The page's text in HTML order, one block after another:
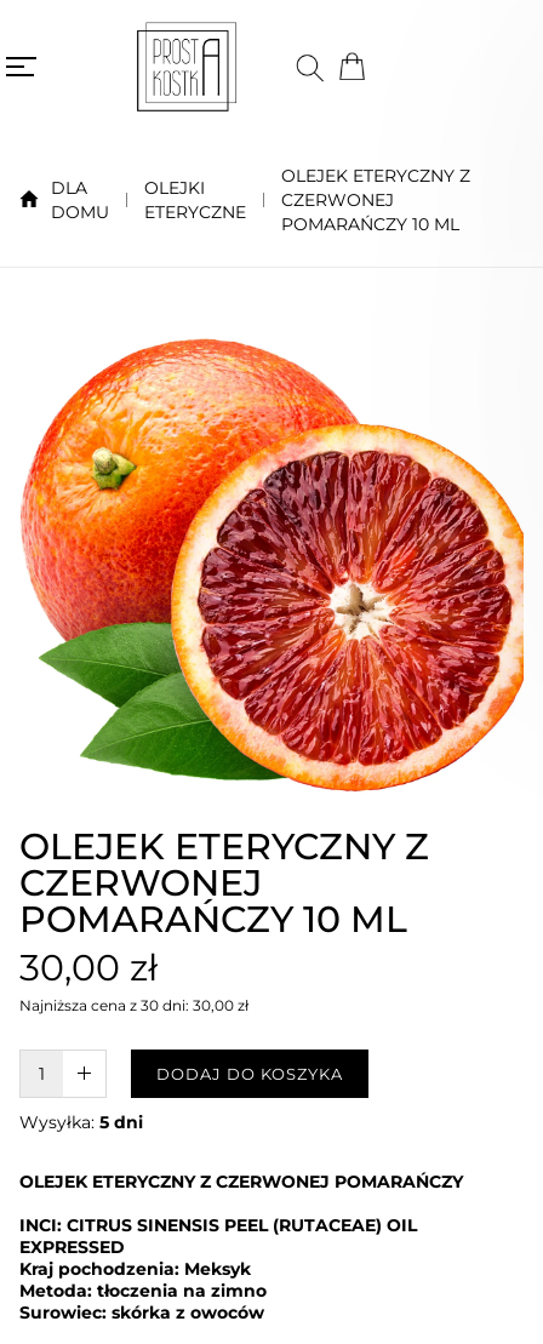
DLA
DOMU
OLEJKI
ETERYCZNE
OLEJEK ETERYCZNY Z
CZERWONEJ
POMARAŃCZY 10 ML
OLEJEK ETERYCZNY Z
CZERWONEJ
POMARAŃCZY 10 ML
30,00 zł
Najniższa cena z 30 dni: 30,00 zł
W KOSZYKU :)DODAJ DO KOSZYKA
Wysyłka:5 dni
OLEJEK ETERYCZNY Z CZERWONEJ POMARAŃCZY
INCI: CITRUS SINENSIS PEEL (RUTACEAE) OIL
EXPRESSED
Kraj pochodzenia: Meksyk
Metoda: tłoczenia na zimno
Surowiec: skórka z owoców